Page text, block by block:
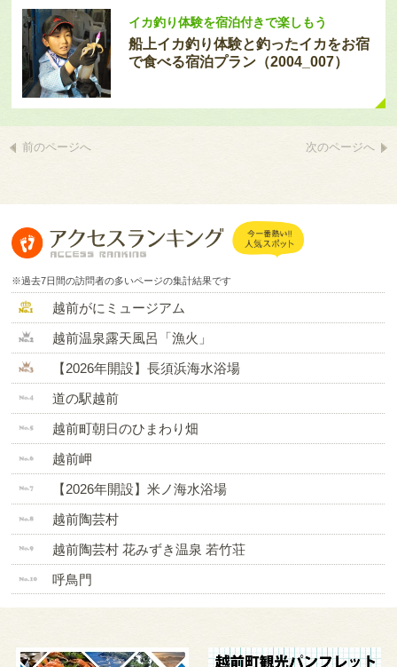
※過去7日間の訪問者の多いページの集計結果です
越前がにミュージアム
越前温泉露天風呂「漁火」
【2026年開設】長須浜海水浴場
道の駅越前
越前町朝日のひまわり畑
越前岬
【2026年開設】米ノ海水浴場
越前陶芸村
越前陶芸村 花みずき温泉 若竹荘
呼鳥門
イカ釣り体験を宿泊付きで楽しもう
船上イカ釣り体験と釣ったイカをお宿
で食べる宿泊プラン（2004_007）
前のページへ 次のページへ